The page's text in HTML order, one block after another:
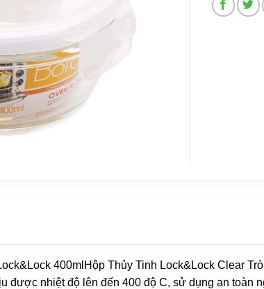
400mlHộp Thủy Tinh Lock&Lock Clear
được nhiệt độ lên đến 400 độ C, sử dụng an toàn